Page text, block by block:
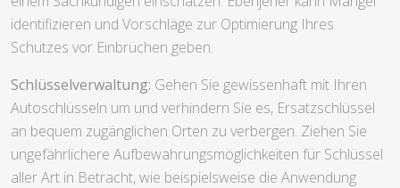
identifizieren und Vorschläge zur Optimierung Ihres
Schutzes vor Einbrüchen geben.
Schlüsselverwaltung: Gehen Sie gewissenhaft mit Ihren
Autoschlüsseln um und verhindern Sie es, Ersatzschlüssel
an bequem zugänglichen Orten zu verbergen. Ziehen Sie
ungefährlichere Aufbewahrungsmöglichkeiten für Schlüssel
aller Art in Betracht, wie beispielsweise die Anwendung